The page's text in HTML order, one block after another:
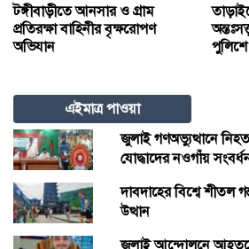
টঙ্গীবাড়ীতে আনসার ও গ্রাম
প্রতিরক্ষা বাহিনীর বৃক্ষরোপণ
অভিযান
পুলিশে
এইমাত্র পাওয়া
জুলাই গণঅভ্যুত্থানে
যোদ্ধাদের নওগাঁয়
দাবদাহের বিশ্বে শীতল
উত্থান
জুলাই আন্দোলনে